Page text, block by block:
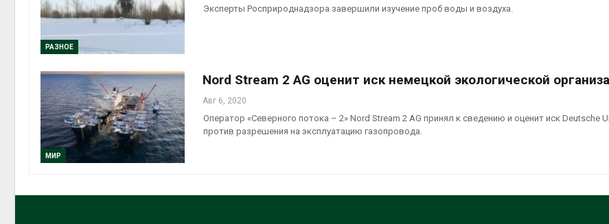
РАЗНОЕ
Эксперты Росприроднадзора завершили изучение проб воды и воздуха.
МИР
Nord Stream 2 AG оценит иск немецкой экологической
Авг 6, 2020
Оператор «Северного потока – 2» Nord Stream 2 AG принял к сведению и оценит иск Deutsche
против разрешения на эксплуатацию газопровода.